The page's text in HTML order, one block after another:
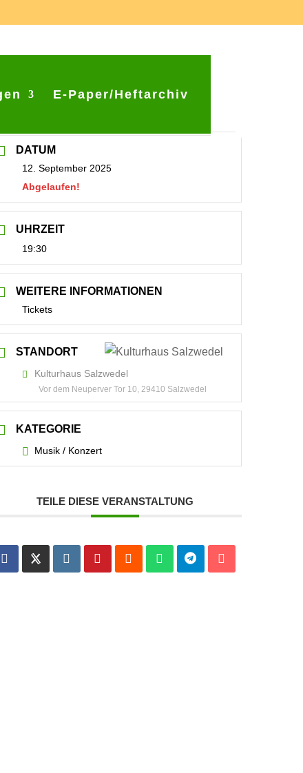
E-Paper/Heftarchiv
DATUM
12. September 2025
Abgelaufen!
UHRZEIT
19:30
WEITERE INFORMATIONEN
Tickets
STANDORT
Kulturhaus Salzwedel
Vor dem Neuperver Tor 10, 29410 Salzwedel
KATEGORIE
Musik / Konzert
TEILE DIESE VERANSTALTUNG